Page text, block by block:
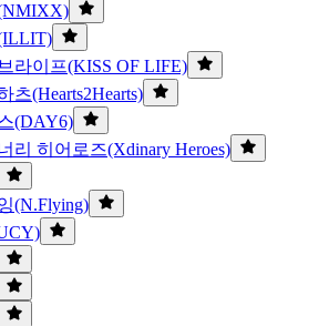
라이프(KISS OF LIFE)
츠(Hearts2Hearts)
(DAY6)
리 히어로즈(Xdinary Heroes)
(N.Flying)